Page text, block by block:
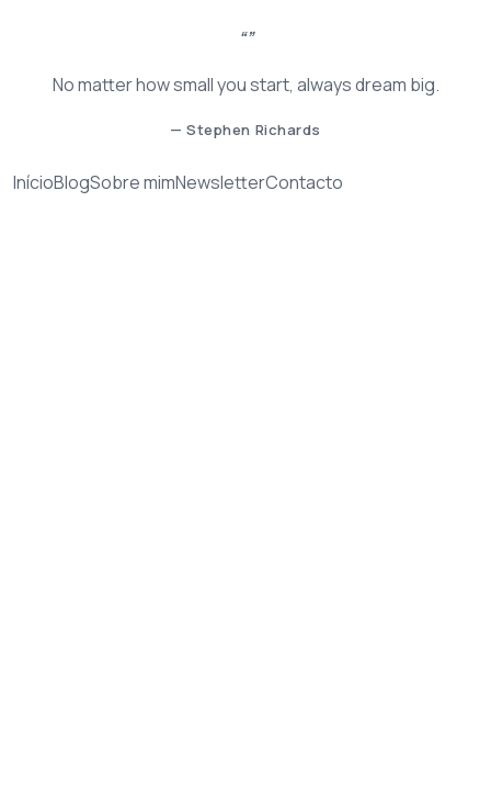
No matter how small you start, always dream big.
— Stephen Richards
InícioBlogSobre mimNewsletterContacto